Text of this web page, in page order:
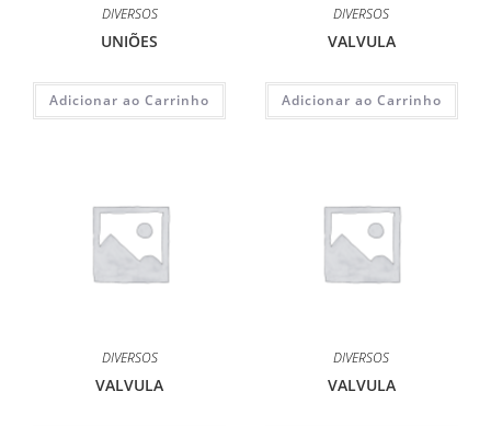
DIVERSOS
UNIÕES
Adicionar ao Carrinho
DIVERSOS
VALVULA
Adicionar ao Carrinho
DIVERSOS
VALVULA
DIVERSOS
VALVULA